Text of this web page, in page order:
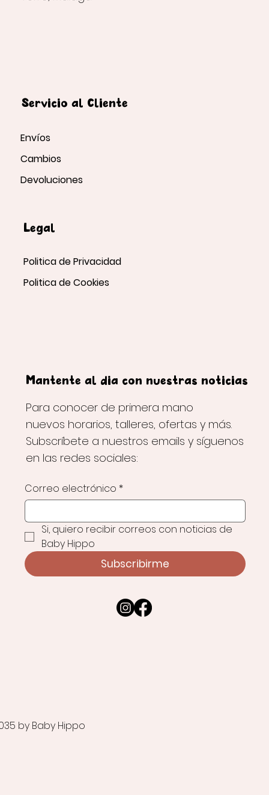
Servicio al Cliente
Envíos
Cambios
Devoluciones
Legal
Politica de Privacidad
Politica de Cookies
Mantente al día con nuestras noticias
Para conocer de primera mano
nuevos horarios, talleres, ofertas y más.
Subscríbete a nuestros emails y síguenos
en las redes sociales:
Correo electrónico *
Si, quiero recibir correos con noticias de
Baby Hippo
Subscribirme
by Baby Hippo